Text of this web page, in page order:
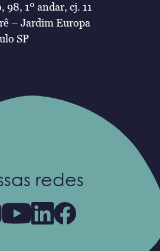
98, 1º andar, cj. 11
– Jardim Europa
SP
redes